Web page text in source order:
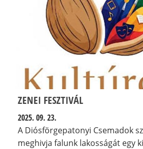
ZENEI FESZTIVÁL
2025. 09. 23.
A Diósförgepatonyi Csemadok
meghivja falunk lakosságát egy